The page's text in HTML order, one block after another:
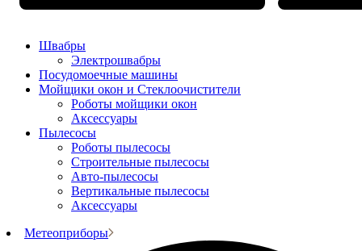
Швабры
Электрошвабры
Посудомоечные машины
Мойщики окон и Стеклоочистители
Роботы мойщики окон
Аксессуары
Пылесосы
Роботы пылесосы
Строительные пылесосы
Авто-пылесосы
Вертикальные пылесосы
Аксессуары
Метеоприборы